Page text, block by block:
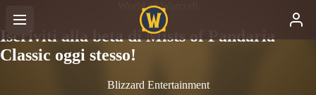
World of Warcraft
Iscriviti alla beta di Mists of Pandaria
Classic oggi stesso!
Blizzard Entertainment